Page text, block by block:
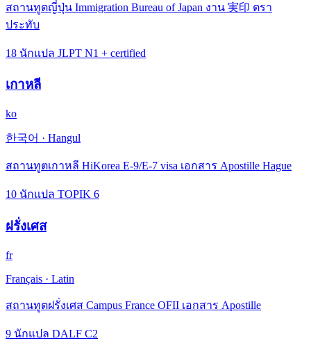
สถานทูตญี่ปุ่น Immigration Bureau of Japan งาน 実印 ตรา
ประทับ
18 นักแปล JLPT N1 + certified
เกาหลี
ko
한국어 · Hangul
สถานทูตเกาหลี HiKorea E-9/E-7 visa เอกสาร Apostille Hague
10 นักแปล TOPIK 6
ฝรั่งเศส
fr
Français · Latin
สถานทูตฝรั่งเศส Campus France OFII เอกสาร Apostille
9 นักแปล DALF C2